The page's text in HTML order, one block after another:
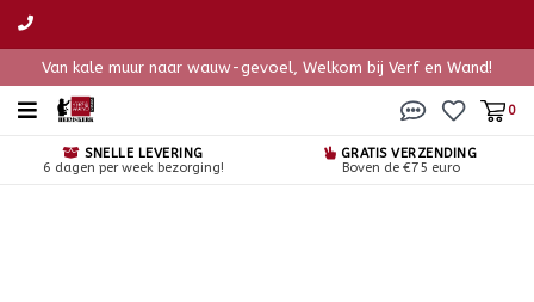
Van kale muur naar wauw-gevoel, Welkom bij Verf en Wand!
0
SNELLE LEVERING
6 dagen per week bezorging!
GRATIS VERZENDING
Boven de €75 euro